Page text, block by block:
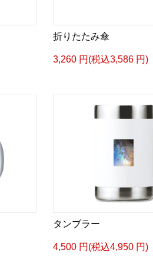
折りたたみ傘
3,260 円(税込3,586 円)
タンブラー
4,500 円(税込4,950 円)